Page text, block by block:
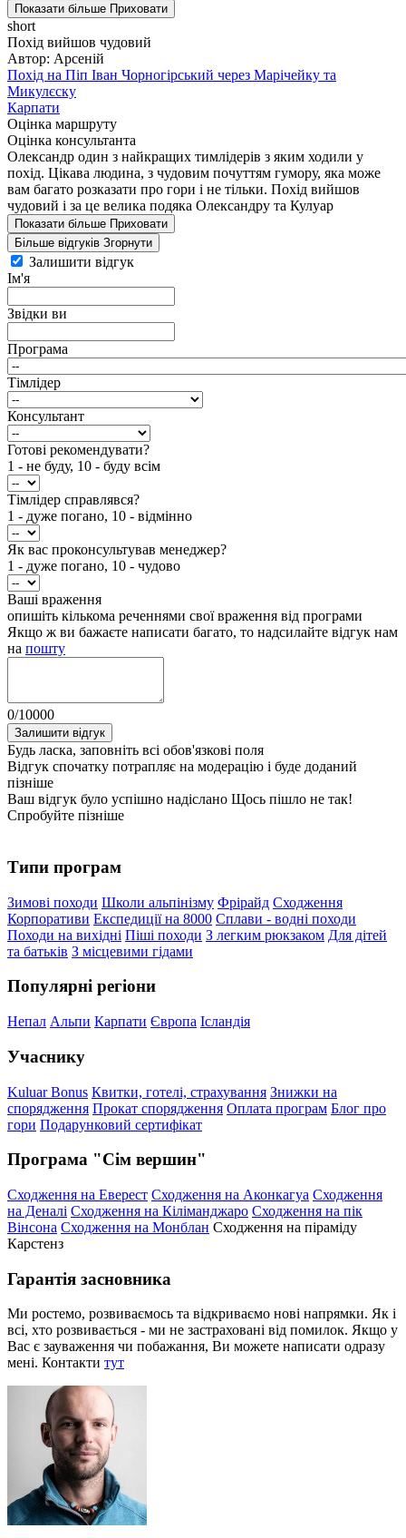
Показати більше Приховати
short
Похід вийшов чудовий
Автор: Арсеній
Похід на Піп Іван Чорногірський через Марічейку та
Микулєску
Карпати
Оцінка маршруту
Оцінка консультанта
Олександр один з найкращих тимлідерів з яким ходили у
похід. Цікава людина, з чудовим почуттям гумору, яка може
вам багато розказати про гори і не тільки. Похід вийшов
чудовий і за це велика подяка Олександру та Кулуар
Показати більше Приховати
Більше відгуків Згорнути
Залишити відгук
Ім'я
Звідки ви
Програма
Тімлідер
Консультант
Готові рекомендувати?
1 - не буду, 10 - буду всім
Тімлідер справлявся?
1 - дуже погано, 10 - відмінно
Як вас проконсультував менеджер?
1 - дуже погано, 10 - чудово
Ваші враження
опишіть кількома реченнями свої враження від програми
Якщо ж ви бажаєте написати багато, то надсилайте відгук нам
на пошту
0/10000
Залишити відгук
Будь ласка, заповніть всі обов'язкові поля
Відгук спочатку потрапляє на модерацію і буде доданий
пізніше
Ваш відгук було успішно надіслано Щось пішло не так!
Спробуйте пізніше
Типи програм
Зимові походи Школи альпінізму Фрірайд Сходження
Корпоративи Експедиції на 8000 Сплави - водні походи
Походи на вихідні Піші походи З легким рюкзаком Для дітей
та батьків З місцевими гідами
Популярні регіони
Непал Альпи Карпати Європа Ісландія
Учаснику
Kuluar Bonus Квитки, готелі, страхування Знижки на
спорядження Прокат спорядження Оплата програм Блог про
гори Подарунковий сертифікат
Програма "Сім вершин"
Сходження на Еверест Сходження на Аконкагуа Сходження
на Деналі Сходження на Кіліманджаро Сходження на пік
Вінсона Сходження на Монблан Сходження на піраміду
Карстенз
Гарантія засновника
Ми ростемо, розвиваємось та відкриваємо нові напрямки. Як і
всі, хто розвивається - ми не застраховані від помилок. Якщо у
Вас є зауваження чи побажання, Ви можете написати одразу
мені. Контакти тут